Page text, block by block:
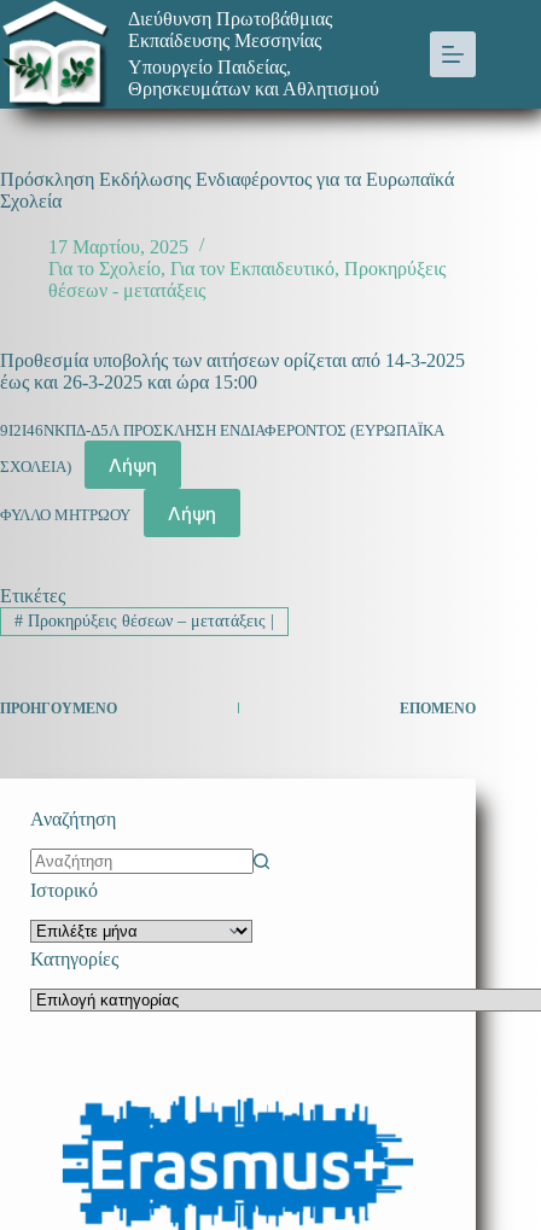
Μετάβαση
στο
περιεχόμενο
Διεύθυνση Πρωτοβάθμιας
Εκπαίδευσης Μεσσηνίας
Υπουργείο Παιδείας,
Θρησκευμάτων και Αθλητισμού
Πρόσκληση Εκδήλωσης Ενδιαφέροντος για τα Ευρωπαϊκά
Σχολεία
17 Μαρτίου, 2025
Για το Σχολείο, Για τον Εκπαιδευτικό, Προκηρύξεις
θέσεων - μετατάξεις
Προθεσμία υποβολής των αιτήσεων ορίζεται από 14-3-2025
έως και 26-3-2025 και ώρα 15:00
9Ι2Ι46ΝΚΠΔ-Δ5Λ ΠΡΟΣΚΛΗΣΗ ΕΝΔΙΑΦΕΡΟΝΤΟΣ (ΕΥΡΩΠΑΪΚΑ
ΣΧΟΛΕΙΑ) Λήψη
ΦΥΛΛΟ ΜΗΤΡΩΟΥ Λήψη
Ετικέτες
#Προκηρύξεις θέσεων – μετατάξεις |
ΠΡΟΗΓΟΎΜΕΝΟ ΕΠΌΜΕΝΟ
Αναζήτηση
No
results
Ιστορικό
Ιστορικό
Κατηγορίες
Κατηγορίες